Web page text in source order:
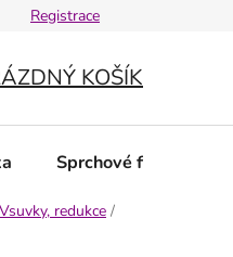
Registrace
KOŠÍK
Sprchové filtry
Vsuvky, redukce /